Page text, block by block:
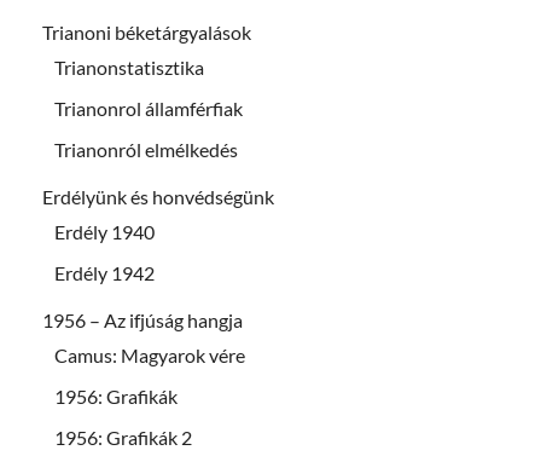
Trianoni béketárgyalások
Trianonstatisztika
Trianonrol államférfiak
Trianonról elmélkedés
Erdélyünk és honvédségünk
Erdély 1940
Erdély 1942
1956 – Az ifjúság hangja
Camus: Magyarok vére
1956: Grafikák
1956: Grafikák 2